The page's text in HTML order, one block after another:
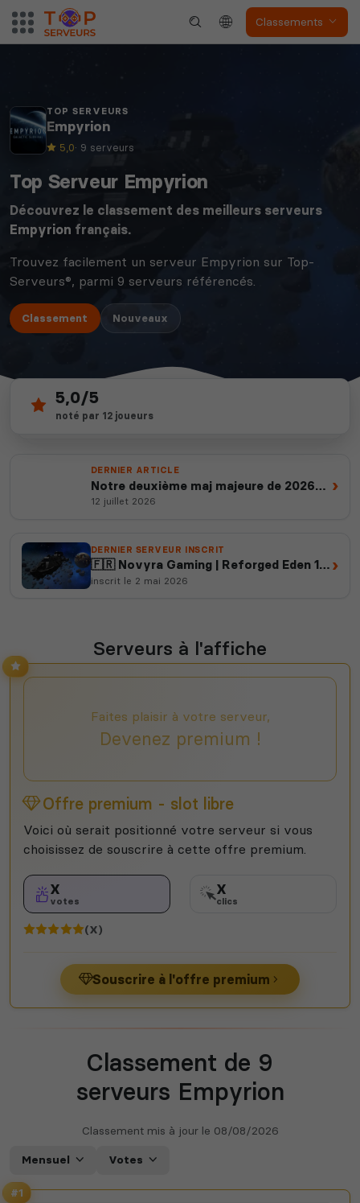
Classements
TOP SERVEURS
Empyrion
5,0· 9 serveurs
Top Serveur Empyrion
Découvrez le classement des meilleurs serveurs
Empyrion français.
Trouvez facilement un serveur Empyrion sur Top-
Serveurs®, parmi 9 serveurs référencés.
Classement Nouveaux
9
serveurs actifs
depuis 2012
5,0/5
noté par 12 joueurs
DERNIER ARTICLE
Notre deuxième maj majeure de 2026
est en ligne
12 juillet 2026
›
DERNIER SERVEUR INSCRIT
🇫🇷 Novyra Gaming | Reforged Eden 1 |
PvE | Économie | Events
inscrit le 2 mai 2026
›
Serveurs à l'affiche
Faites plaisir à votre serveur,
Devenez premium !
Offre premium - slot libre
Voici où serait positionné votre serveur si vous
choisissez de souscrire à cette offre premium.
X
votes
X
clics
(X)
Souscrire à l'offre premium
Classement de 9
serveurs Empyrion
Classement mis à jour le 08/08/2026
Mensuel Votes
#1